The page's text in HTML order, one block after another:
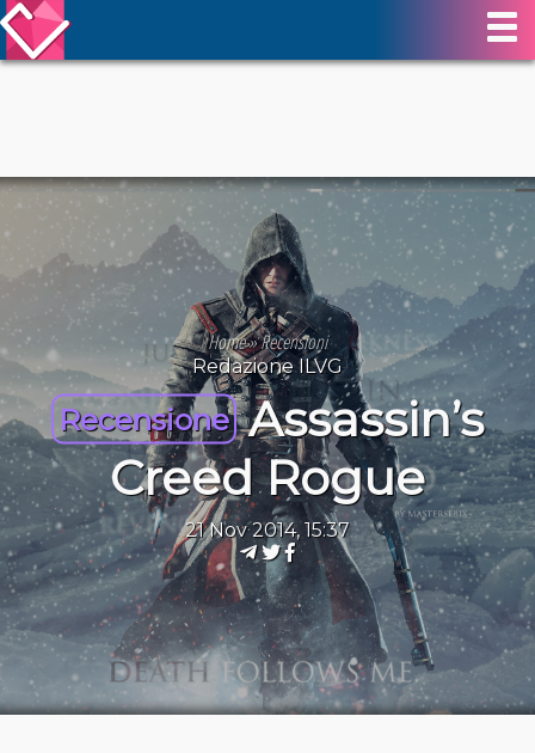
Home»Recensioni
Redazione ILVG
Recensione Assassin’s
Creed Rogue
21 Nov 2014, 15:37